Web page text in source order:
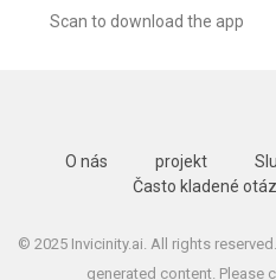
Scan to download the app
O nás projekt
Často kladené
© 2025 Invicinity.ai. All rights
generated content. Please